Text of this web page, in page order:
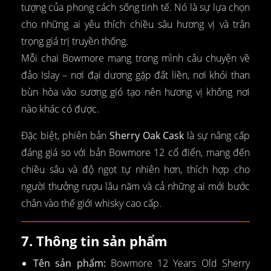
tượng của phong cách sống tinh tế. Nó là sự lựa chọn
cho những ai yêu thích chiều sâu hương vị và trân
trọng giá trị truyền thống.
Mỗi chai Bowmore mang trong mình câu chuyện về
đảo Islay – nơi đại dương gặp đất liền, nơi khói than
bùn hòa vào sương gió tạo nên hương vị không nơi
nào khác có được.
Đặc biệt, phiên bản Sherry Oak Cask là sự nâng cấp
đáng giá so với bản Bowmore 12 cổ điển, mang đến
chiều sâu và độ ngọt tự nhiên hơn, thích hợp cho
người thưởng rượu lâu năm và cả những ai mới bước
chân vào thế giới whisky cao cấp.
7. Thông tin sản phẩm
Tên sản phẩm: Bowmore 12 Years Old Sherry